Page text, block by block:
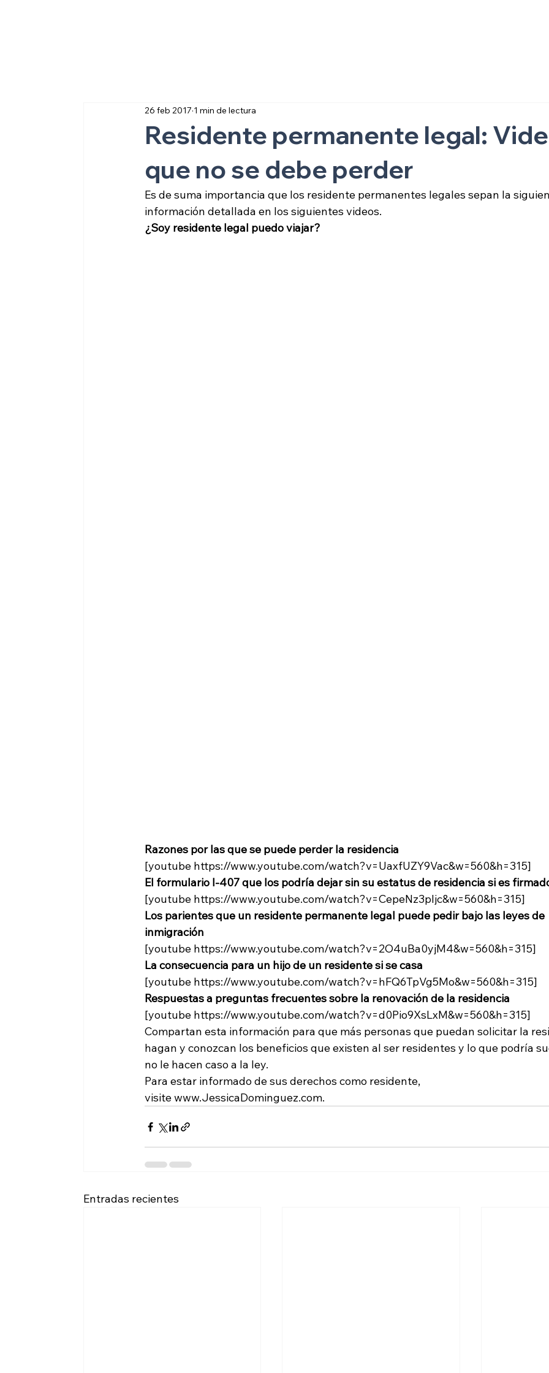
Residente permanente legal:
que no se debe perder
26 feb 2017 1 min de lectura
Es de suma importancia que los residente permanentes legales sepan la
información detallada en los siguientes videos.
¿Soy residente legal puedo viajar?
Razones por las que se puede perder la residencia
[youtube https://www.youtube.com/watch?v=UaxfUZY9Vac&w=560&h=315]
El formulario I-407 que los podría dejar sin su estatus de residencia si es
[youtube https://www.youtube.com/watch?v=CepeNz3pljc&w=560&h=315]
Los parientes que un residente permanente legal puede pedir bajo las leyes de
inmigración
[youtube https://www.youtube.com/watch?v=2O4uBa0yjM4&w=560&h=315]
La consecuencia para un hijo de un residente si se casa
[youtube https://www.youtube.com/watch?v=hFQ6TpVg5Mo&w=560&h=315]
Respuestas a preguntas frecuentes sobre la renovación de la residencia
[youtube https://www.youtube.com/watch?v=d0Pio9XsLxM&w=560&h=315]
Compartan esta información para que más personas que puedan solicitar la
hagan y conozcan los beneficios que existen al ser residentes y lo que podría
no le hacen caso a la ley.
Para estar informado de sus derechos como residente,
visite www.JessicaDominguez.com.
Entradas recientes